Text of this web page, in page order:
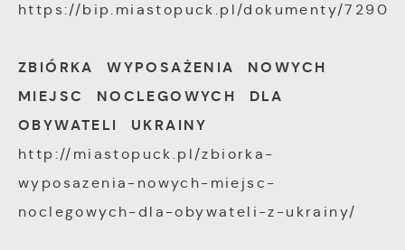
https://bip.miastopuck.pl/dokumenty/7290
ZBIÓRKA WYPOSAŻENIA NOWYCH
MIEJSC NOCLEGOWYCH DLA
OBYWATELI UKRAINY
http://miastopuck.pl/zbiorka-
wyposazenia-nowych-miejsc-
noclegowych-dla-obywateli-z-ukrainy/